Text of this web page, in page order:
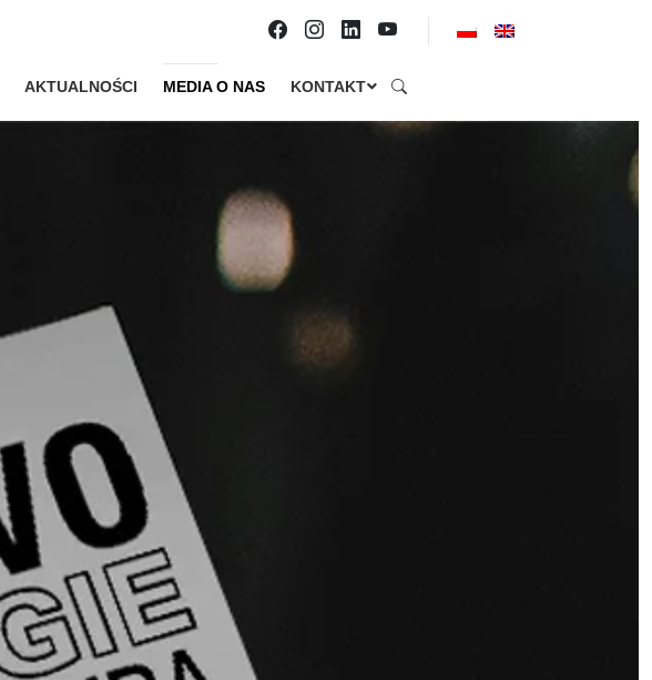
AKTUALNOŚCI MEDIA O NAS KONTAKT